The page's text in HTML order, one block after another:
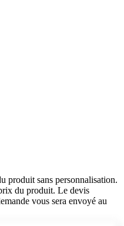
produit sans personnalisation.
du produit. Le devis
vous sera envoyé au